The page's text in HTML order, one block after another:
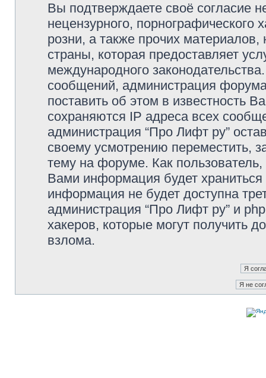
Вы подтверждаете своё согласие
нецензурного, порнографического
розни, а также прочих
страны, которая предоставляет
международного
сообщений, администрация
поставить об этом в известность
сохраняются IP адреса всех
администрация “Про Лифт ру”
своему усмотрению переместить,
тему на форуме. Как
Вами информация будет
информация не будет доступна
администрация “Про Лифт ру” и
хакеров, которые могут получить
взлома.